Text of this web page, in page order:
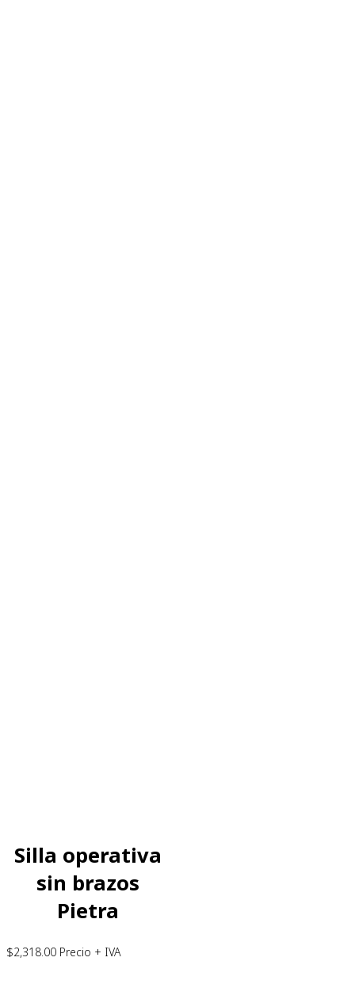
Silla operativa
sin brazos
Pietra
$2,318.00 Precio + IVA